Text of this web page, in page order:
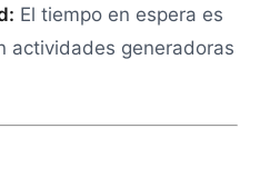
El tiempo en espera es
actividades generadoras